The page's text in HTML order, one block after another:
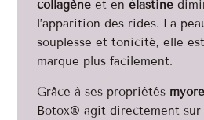
collagène et enélastine
l’apparition des rides. La
souplesse et tonicité, elle
marque plus facilement.
Grâce à ses propriétés
Botox® agit directement sur